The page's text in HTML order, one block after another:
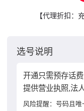
【代理折扣：
选号说明
开通只需预存话
提供营业执照,法
风险提醒：号码且